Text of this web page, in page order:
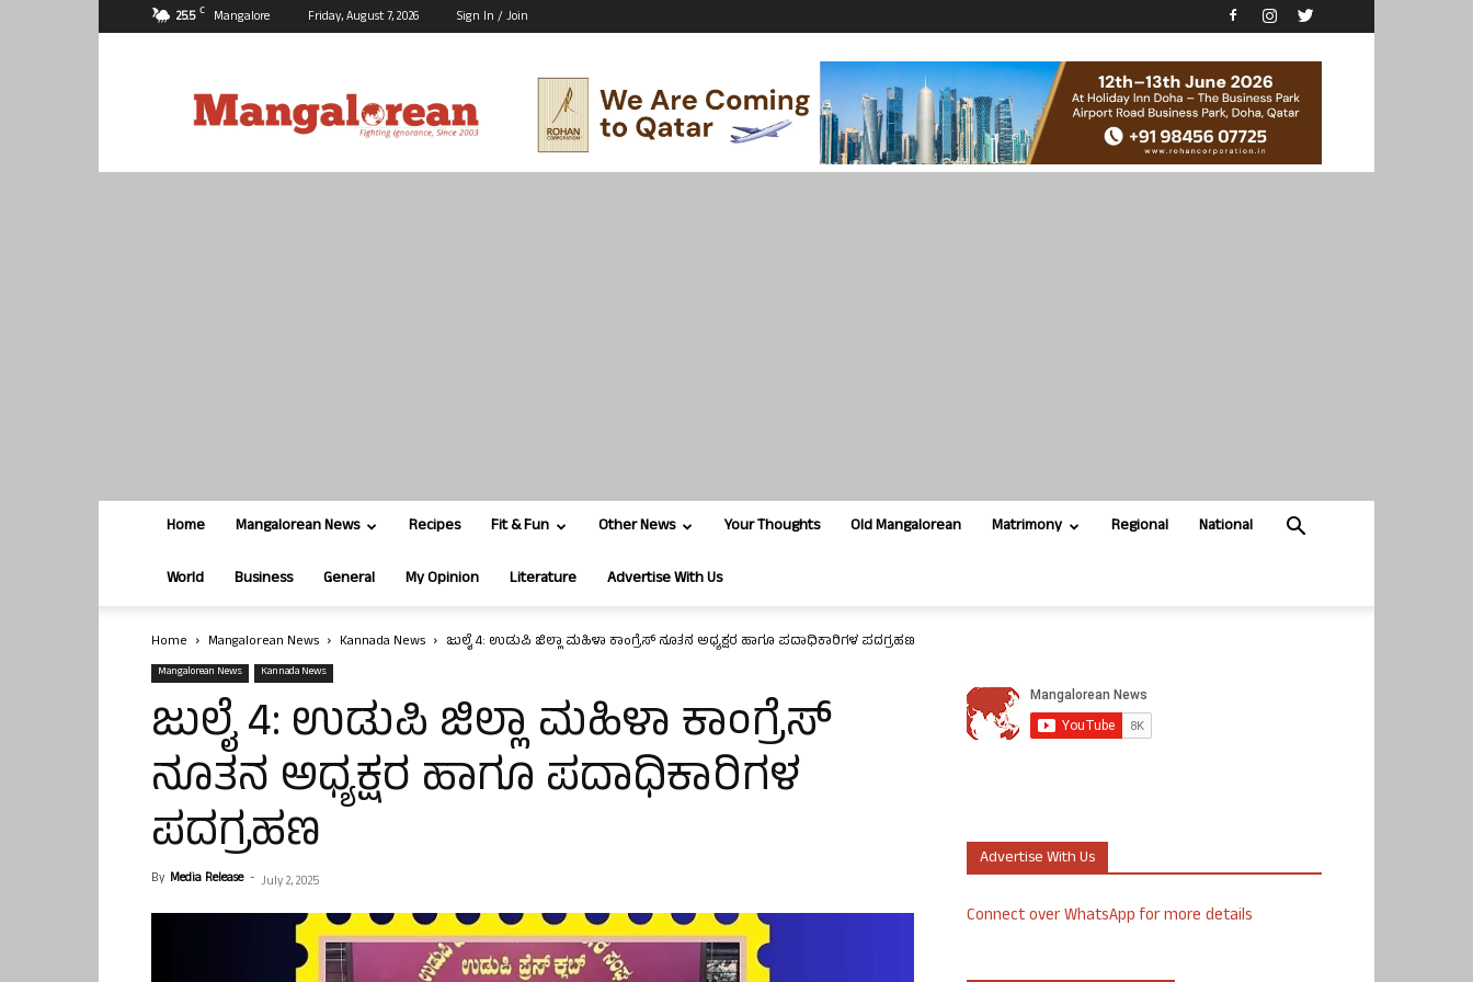
25.5 C Mangalore Friday, August 7, 2026 Sign In / Join
Home Mangalorean News Recipes Fit & Fun Other News Your Thoughts Old Mangalorean Matrimony Regional National
World Business General My Opinion Literature Advertise With Us
Home Mangalorean News Kannada News ಜುಲೈ 4: ಉಡುಪಿ ಜಿಲ್ಲಾ ಮಹಿಳಾ ಕಾಂಗ್ರೆಸ್ ನೂತನ ಅಧ್ಯಕ್ಷರ ಹಾಗೂ ಪದಾಧಿಕಾರಿಗಳ ಪದಗ್ರಹಣ
Mangalorean News Kannada News
ಜುಲೈ 4: ಉಡುಪಿ ಜಿಲ್ಲಾ ಮಹಿಳಾ ಕಾಂಗ್ರೆಸ್
ನೂತನ ಅಧ್ಯಕ್ಷರ ಹಾಗೂ ಪದಾಧಿಕಾರಿಗಳ
ಪದಗ್ರಹಣ
By Media Release - July 2, 2025
Advertise With Us
Connect over WhatsApp for more details